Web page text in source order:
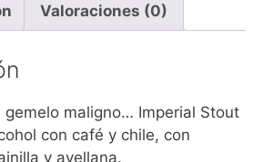
Valoraciones (0)
gemelo maligno… Imperial Stout
con café y chile, con
y avellana.